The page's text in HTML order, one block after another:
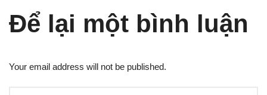
Để lại một bình luận
Your email address will not be published.